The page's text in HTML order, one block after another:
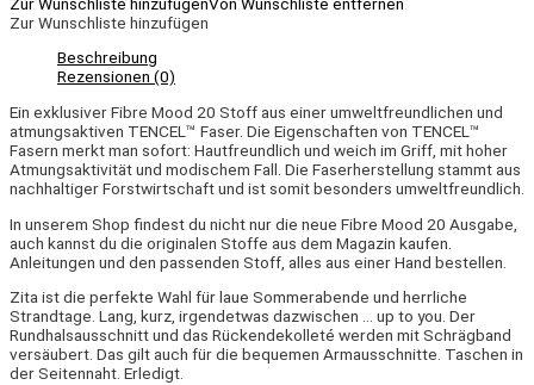
Zur Wunschliste hinzufügen
Beschreibung
Rezensionen (0)
Ein exklusiver Fibre Mood 20 Stoff aus einer umweltfreundlichen und
atmungsaktiven TENCEL™ Faser. Die Eigenschaften von TENCEL™
Fasern merkt man sofort: Hautfreundlich und weich im Griff, mit hoher
Atmungsaktivität und modischem Fall. Die Faserherstellung stammt aus
nachhaltiger Forstwirtschaft und ist somit besonders umweltfreundlich.
In unserem Shop findest du nicht nur die neue Fibre Mood 20 Ausgabe,
auch kannst du die originalen Stoffe aus dem Magazin kaufen.
Anleitungen und den passenden Stoff, alles aus einer Hand bestellen.
Zita ist die perfekte Wahl für laue Sommerabende und herrliche
Strandtage. Lang, kurz, irgendetwas dazwischen … up to you. Der
Rundhalsausschnitt und das Rückendekolleté werden mit Schrägband
versäubert. Das gilt auch für die bequemen Armausschnitte. Taschen in
der Seitennaht. Erledigt.